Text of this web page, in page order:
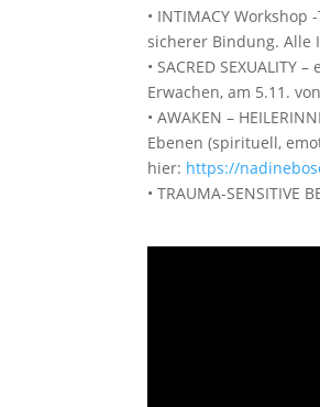
• INTIMACY
sicherer Bindung. Alle
• SACRED
Erwachen, am 5.11.
• AWAKEN –
Ebenen (spirituell,
hier: https://
• TRAUMA-SENSITIVE